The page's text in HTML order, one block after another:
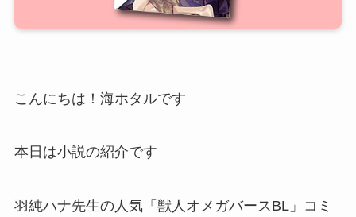
こんにちは！海ホタルです
本日は小説の紹介です
羽純ハナ先生の人気「獣人オメガバースBL」コミ